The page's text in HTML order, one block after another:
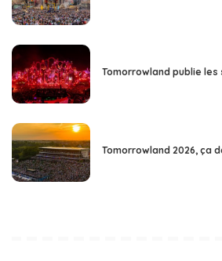
Tomorrowland publie
Tomorrowland 2026, ça